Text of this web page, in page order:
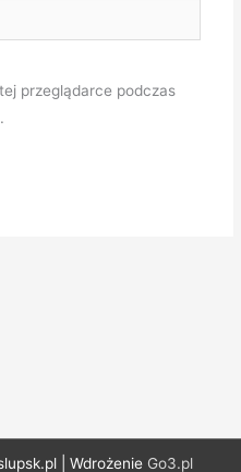
przeglądarce podczas
| Wdrożenie Go3.pl